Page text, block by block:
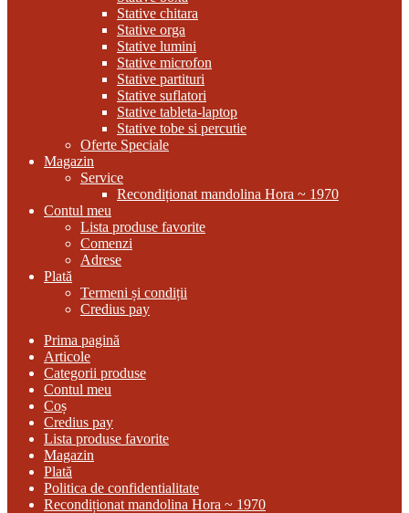
Stative chitara
Stative orga
Stative lumini
Stative microfon
Stative partituri
Stative suflatori
Stative tableta-laptop
Stative tobe si percutie
Oferte Speciale
Magazin
Service
Recondiționat mandolina Hora ~ 1970
Contul meu
Lista produse favorite
Comenzi
Adrese
Plată
Termeni și condiții
Credius pay
Prima pagină
Articole
Categorii produse
Contul meu
Coș
Credius pay
Lista produse favorite
Magazin
Plată
Politica de confidentialitate
Recondiționat mandolina Hora ~ 1970